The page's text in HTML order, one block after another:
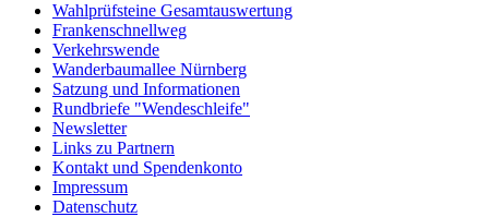
Wahlprüfsteine Gesamtauswertung
Frankenschnellweg
Verkehrswende
Wanderbaumallee Nürnberg
Satzung und Informationen
Rundbriefe "Wendeschleife"
Newsletter
Links zu Partnern
Kontakt und Spendenkonto
Impressum
Datenschutz